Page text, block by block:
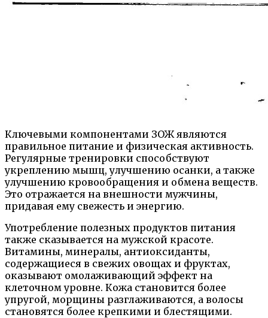
Ключевыми компонентами ЗОЖ являются
правильное питание и физическая активность.
Регулярные тренировки способствуют
укреплению мышц, улучшению осанки, а также
улучшению кровообращения и обмена веществ.
Это отражается на внешности мужчины,
придавая ему свежесть и энергию.
Употребление полезных продуктов питания
также сказывается на мужской красоте.
Витамины, минералы, антиоксиданты,
содержащиеся в свежих овощах и фруктах,
оказывают омолаживающий эффект на
клеточном уровне. Кожа становится более
упругой, морщины разглаживаются, а волосы
становятся более крепкими и блестящими.